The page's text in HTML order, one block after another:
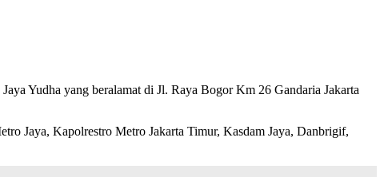
Yudha yang beralamat di Jl. Raya Bogor Km 26 Gandaria Jakarta
Jaya, Kapolrestro Metro Jakarta Timur, Kasdam Jaya, Danbrigif,